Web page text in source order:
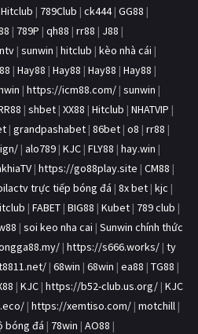
Hitclub | 789Club | ck444| GG88 |
| 789P | qh88 | rr88 | J88 |
| sunwin | hitclub | kèo nhà cái |
| Hay88 | Hay88 | Hay88 | Hay88 |
| https://icm88.com/ | sunwin |
| shbet | XX88 | Hitclub | NHATVIP |
| grandpashabet | 86bet | o8 | rr88 |
| alo789 | KJC | FLY88 | hay.win |
| https://go88play.site | CM88 |
trực tiếp bóng đá | 8x bet | kjc |
| FABET | BIG88 | Kubet | 789 club |
| soi keo nha cai | Sunwin chính thức
| https://s666.works/ | ty
| 68win | 68win | ea88 | TG88 |
| KJC | https://b52-club.us.org/ | KJC
| https://xemtiso.com/ | motchill |
bóng đá | 78win | AO88 |